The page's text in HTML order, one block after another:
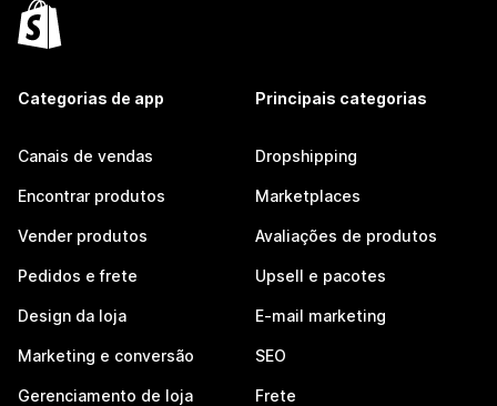
Categorias de app
Canais de vendas
Encontrar produtos
Vender produtos
Pedidos e frete
Design da loja
Marketing e conversão
Gerenciamento de loja
Principais categorias
Dropshipping
Marketplaces
Avaliações de produtos
Upsell e pacotes
E-mail marketing
SEO
Frete